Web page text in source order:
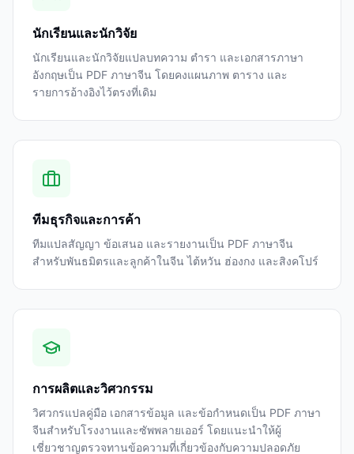
นักเรียนและนักวิจัย
นักเรียนและนักวิจัยแปลบทความ ตำรา และเอกสารภาษา
อังกฤษเป็น PDF ภาษาจีน โดยคงแผนภาพ ตาราง และ
รายการอ้างอิงไว้ตรงที่เดิม
ทีมธุรกิจและการค้า
ทีมแปลสัญญา ข้อเสนอ และรายงานเป็น PDF ภาษาจีน
สำหรับพันธมิตรและลูกค้าในจีน ไต้หวัน ฮ่องกง และสิงคโปร์
การผลิตและวิศวกรรม
วิศวกรแปลคู่มือ เอกสารข้อมูล และข้อกำหนดเป็น PDF ภาษา
จีนสำหรับโรงงานและซัพพลายเออร์ โดยแนะนำให้ผู้
เชี่ยวชาญตรวจทานข้อความที่เกี่ยวข้องกับความปลอดภัย